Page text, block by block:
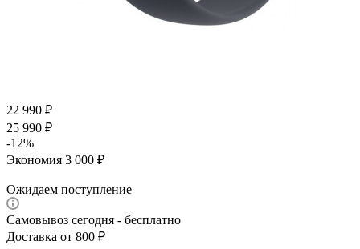
22 990 ₽
25 990 ₽
-12%
Экономия 3 000 ₽
Ожидаем поступление
Самовывоз сегодня - бесплатно
Доставка от 800 ₽